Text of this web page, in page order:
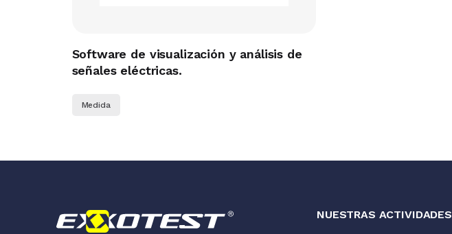
Software de visualización y análisis de
señales eléctricas.
Medida
NUESTRAS ACTIVIDADES